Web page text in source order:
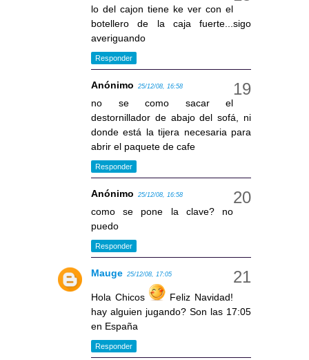
lo del cajon tiene ke ver con el
botellero de la caja fuerte...sigo
averiguando
Responder
Anónimo 25/12/08, 16:58
no se como sacar el
destornillador de abajo del sofá, ni
donde está la tijera necesaria para
abrir el paquete de cafe
Responder
Anónimo 25/12/08, 16:58
como se pone la clave? no
puedo
Responder
Mauge 25/12/08, 17:05
Hola Chicos
Feliz Navidad!
hay alguien jugando? Son las 17:05
en España
Responder